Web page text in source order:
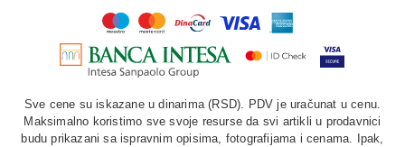
Sve cene su iskazane u dinarima (RSD). PDV je uračunat u cenu.
Maksimalno koristimo sve svoje resurse da svi artikli u prodavnici
budu prikazani sa ispravnim opisima, fotografijama i cenama. Ipak,